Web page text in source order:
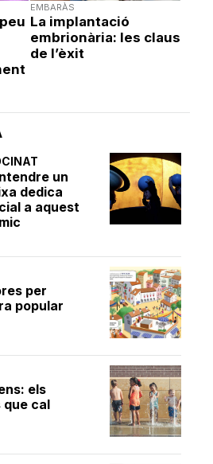
un
dedica
a aquest
per
popular
els
cal
EMBARÀS
La implantació
embrionària: les claus
de l’èxit